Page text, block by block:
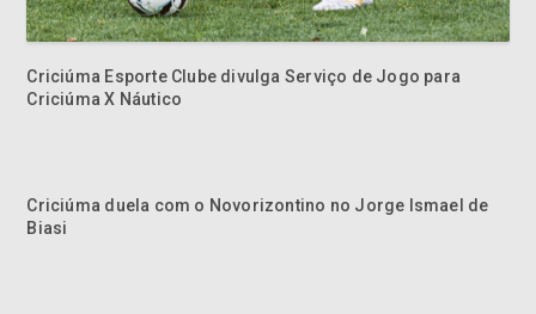
Criciúma Esporte Clube divulga Serviço de Jogo para
Criciúma X Náutico
Criciúma duela com o Novorizontino no Jorge Ismael de
Biasi